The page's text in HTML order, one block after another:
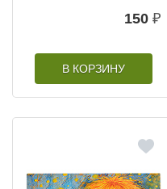
150 ₽
В КОРЗИНУ